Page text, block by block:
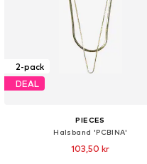
2-pack
DEAL
PIECES
Halsband 'PCBINA'
103,50 kr